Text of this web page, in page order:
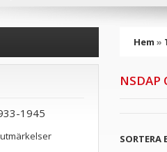
Hem »
NSDAP
SORTERA
1945